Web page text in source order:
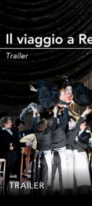
TRAILER